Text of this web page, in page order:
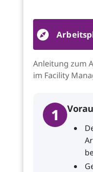
Anleitung zum
im Facility
1